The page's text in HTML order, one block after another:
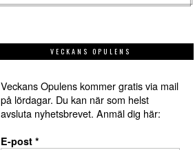
VECKANS OPULENS
Veckans Opulens kommer gratis via mail
på lördagar. Du kan när som helst
avsluta nyhetsbrevet. Anmäl dig här:
E-post *